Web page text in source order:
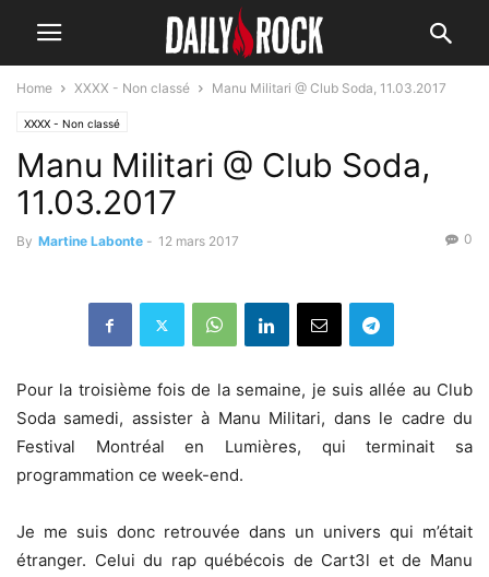
Home XXXX - Non classé Manu Militari @ Club Soda, 11.03.2017
XXXX - Non classé
Manu Militari @ Club Soda,
11.03.2017
By Martine Labonte - 12 mars 2017 0
Pour la troisième fois de la semaine, je suis allée au Club
Soda samedi, assister à Manu Militari, dans le cadre du
Festival Montréal en Lumières, qui terminait sa
programmation ce week-end.
Je me suis donc retrouvée dans un univers qui m’était
étranger. Celui du rap québécois de Cart3l et de Manu